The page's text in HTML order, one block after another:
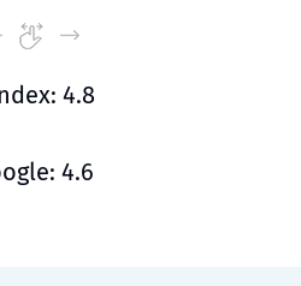
4.8
4.6